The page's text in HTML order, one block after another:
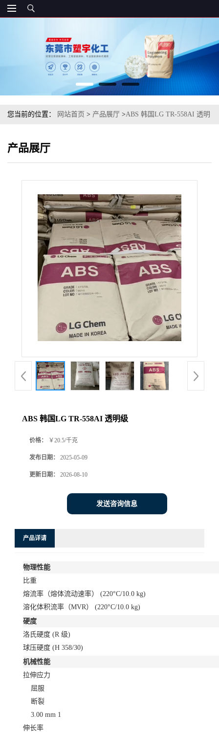
您当前的位置： 网站首页 > 产品展厅 >ABS 韩国LG TR-558AI 透明
产品展厅
ABS 韩国LG TR-558AI 透明级
价格： ￥20.5/千克
发布日期： 2025-05-09
更新日期： 2026-08-10
发送咨询信息
产品详请
物理性能
比重
熔流率（熔体流动速率） (220°C/10.0 kg)
溶化体积流率（MVR） (220°C/10.0 kg)
硬度
洛氏硬度 (R 级)
球压硬度 (H 358/30)
机械性能
拉伸应力
屈服
断裂
3.00 mm 1
伸长率